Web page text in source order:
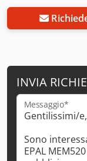
INVIA
Messaggio*